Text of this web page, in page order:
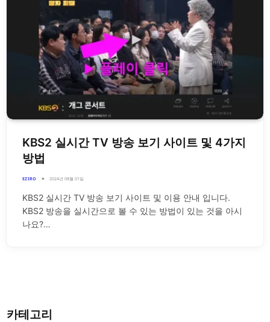
KBS2 실시간 TV 방송 보기 사이트 및 4가지
방법
EZIRO 2024년 08월 01일
KBS2 실시간 TV 방송 보기 사이트 및 이용 안내 입니다.
KBS2 방송을 실시간으로 볼 수 있는 방법이 있는 것을 아시
나요?…
카테고리